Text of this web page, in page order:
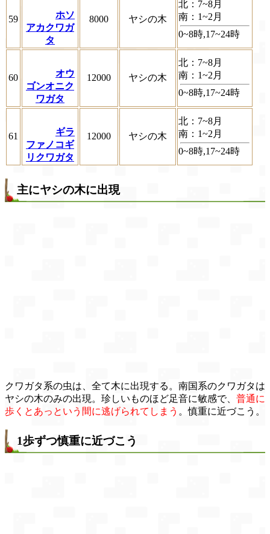
59
ホソ
アカクワガ
タ
8000 ヤシの木
北：7~8月
南：1~2月
0~8時,17~24時
60
オウ
ゴンオニク
ワガタ
12000 ヤシの木
北：7~8月
南：1~2月
0~8時,17~24時
61
ギラ
ファノコギ
リクワガタ
12000 ヤシの木
北：7~8月
南：1~2月
0~8時,17~24時
主にヤシの木に出現
クワガタ系の虫は、全て木に出現する。南国系のクワガタは
ヤシの木のみの出現。珍しいものほど足音に敏感で、 普通に
歩くとあっという間に逃げられてしまう 。慎重に近づこう。
1歩ずつ慎重に近づこう